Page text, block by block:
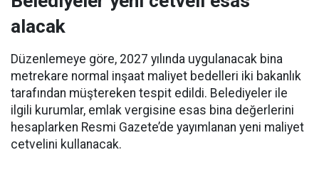
alacak
Düzenlemeye göre, 2027 yılında uygulanacak bina
metrekare normal inşaat maliyet bedelleri iki bakanlık
tarafından müştereken tespit edildi. Belediyeler ile
ilgili kurumlar, emlak vergisine esas bina değerlerini
hesaplarken Resmi Gazete’de yayımlanan yeni maliyet
cetvelini kullanacak.